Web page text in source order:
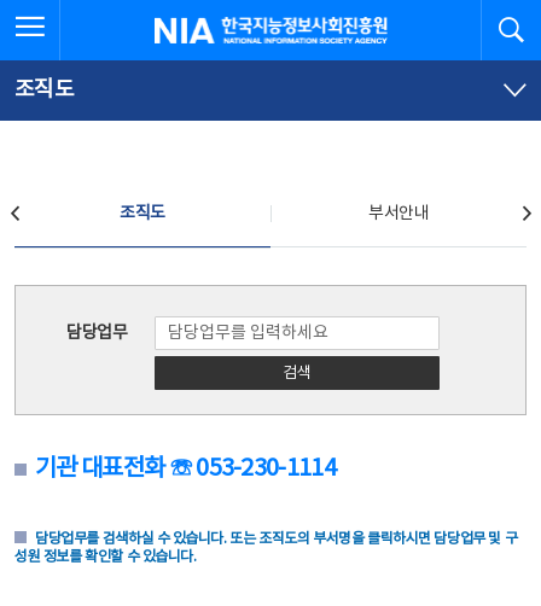
문
로
가
체
뉴
바
가
한국지능정보사회진흥원
조직도
조직도 부서안내
담당업무
검색
기관 대표전화 ☏ 053-230-1114
담당업무를 검색하실 수 있습니다. 또는 조직도의 부서명을 클릭하시면 담당업무 및 구
성원 정보를 확인할 수 있습니다.